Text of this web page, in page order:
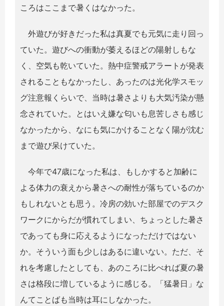
ころはここまで暑くはなかった。
外遊びが好きだった私は真夏でも元気に走り回っ
ていた。遊びへの衝動が萎えるほどの陽射しもな
く、空気も乾いていた。熱中症警戒アラートが発表
されることもなかったし、あったのは光化学スモッ
グ注意報くらいで、当時は暑さよりも大気汚染が懸
念されていた。とはいえ嫌な匂いも息苦しさも感じ
なかったから、なにも気にかけることなく陽が沈む
まで遊び呆けていた。
今年で47歳になった私は、もしかすると加齢に
よる体力の衰えから暑さへの耐性が落ちているのか
もしれないとも思う。冷房の効いた部屋でのデスク
ワークにからだが慣れてしまい、ちょっとした暑さ
であっても身に応えるようになっただけではない
か。そういう面も少しはあるに違いない。ただ、そ
れを考慮したとしても、あのころに比べれば夏の暑
さは格段に増しているように感じる。「猛暑日」な
んてことばも当時は耳にしなかった。